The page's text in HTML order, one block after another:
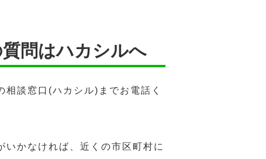
問はハカシルへ
談窓口(ハカシル)までお電話く
かなければ、近くの市区町村に